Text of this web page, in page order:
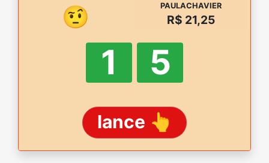
🤨 PAULACHAVIER
R$ 21,25
1 5
lance 👆